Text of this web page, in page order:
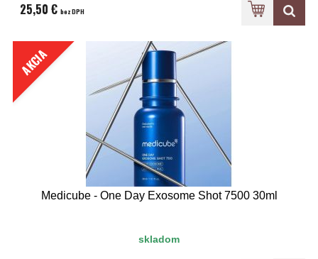
25,50 € bez DPH
AKCIA
Medicube - One Day Exosome Shot 7500 30ml
skladom